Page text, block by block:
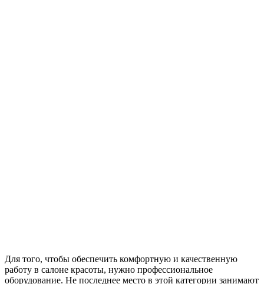
Для того, чтобы обеспечить комфортную и качественную
работу в салоне красоты, нужно профессиональное
оборудование. Не последнее место в этой категории занимают